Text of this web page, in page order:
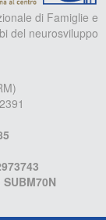
di Famiglie e
del neurosviluppo
SUBM70N